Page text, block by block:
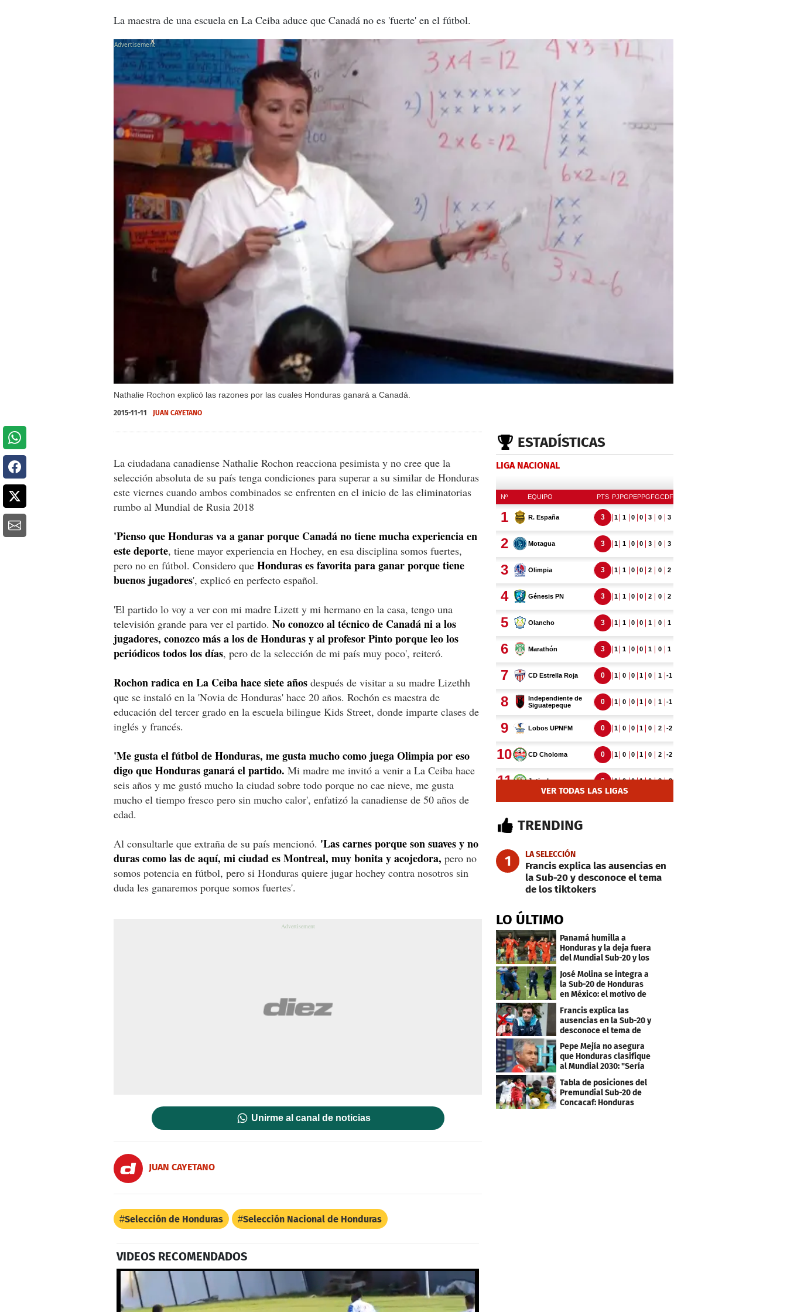
La maestra de una escuela en La Ceiba aduce que Canadá no es 'fuerte' en el fútbol.
Nathalie Rochon explicó las razones por las cuales Honduras ganará a Canadá.
X
2015-11-11 JUAN CAYETANO
La ciudadana canadiense Nathalie Rochon reacciona pesimista y no cree que la
selección absoluta de su país tenga condiciones para superar a su similar de Honduras
este viernes cuando ambos combinados se enfrenten en el inicio de las eliminatorias
rumbo al Mundial de Rusia 2018
'Pienso que Honduras va a ganar porque Canadá no tiene mucha experiencia en
este deporte, tiene mayor experiencia en Hochey, en esa disciplina somos fuertes,
pero no en fútbol. Considero que Honduras es favorita para ganar porque tiene
buenos jugadores', explicó en perfecto español.
'El partido lo voy a ver con mi madre Lizett y mi hermano en la casa, tengo una
televisión grande para ver el partido. No conozco al técnico de Canadá ni a los
jugadores, conozco más a los de Honduras y al profesor Pinto porque leo los
periódicos todos los días, pero de la selección de mi país muy poco', reiteró.
Rochon radica en La Ceiba hace siete años después de visitar a su madre Lizethh
que se instaló en la 'Novia de Honduras' hace 20 años. Rochón es maestra de
educación del tercer grado en la escuela bilingue Kids Street, donde imparte clases de
inglés y francés.
'Me gusta el fútbol de Honduras, me gusta mucho como juega Olimpia por eso
digo que Honduras ganará el partido. Mi madre me invitó a venir a La Ceiba hace
seis años y me gustó mucho la ciudad sobre todo porque no cae nieve, me gusta
mucho el tiempo fresco pero sin mucho calor', enfatizó la canadiense de 50 años de
edad.
Al consultarle que extraña de su país mencionó. 'Las carnes porque son suaves y no
duras como las de aquí, mi ciudad es Montreal, muy bonita y acojedora, pero no
somos potencia en fútbol, pero si Honduras quiere jugar hochey contra nosotros sin
duda les ganaremos porque somos fuertes'.
Unirme al canal de noticias
JUAN CAYETANO
Selección de Honduras Selección Nacional de Honduras
VIDEOS RECOMENDADOS
ESTADÍSTICAS
LIGA NACIONAL
VER TODAS LAS LIGAS
TRENDING
1 LA SELECCIÓN
Francis explica las ausencias en
la Sub-20 y desconoce el tema
de los tiktokers
LO ÚLTIMO
Panamá humilla a
Honduras y la deja fuera
del Mundial Sub-20 y los
Juegos Olímpicos
José Molina se integra a
la Sub-20 de Honduras
en México: el motivo de
su viaje
Francis explica las
ausencias en la Sub-20 y
desconoce el tema de
los tiktokers
Pepe Mejía no asegura
que Honduras clasifique
al Mundial 2030: "Sería
mentir"
Tabla de posiciones del
Premundial Sub-20 de
Concacaf: Honduras